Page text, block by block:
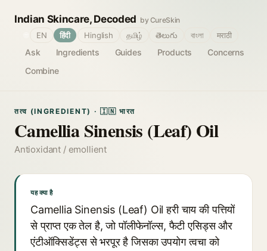
Indian Skincare, Decoded by CureSkin
Ask Ingredients Guides Products
Concerns
Combine
EN हिंदी Hinglish தமிழ் తెలుగు বাংলা मराठी
तत्व (INGREDIENT) · 🇮🇳 भारत
Camellia Sinensis (Leaf) Oil
Antioxidant / emollient
यह क्या है
Camellia Sinensis (Leaf) Oil हरी चाय की पत्तियों
से प्राप्त एक तेल है, जो पॉलीफेनॉल्स, फैटी एसिड्स और
एंटीऑक्सिडेंट्स से भरपूर है जिसका उपयोग त्वचा को